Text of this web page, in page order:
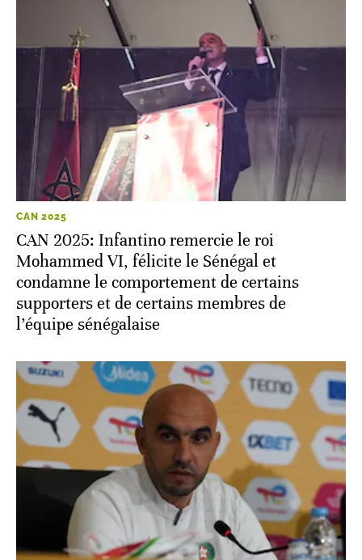
CAN 2025
CAN 2025: Infantino remercie le roi
Mohammed VI, félicite le Sénégal et
condamne le comportement de certains
supporters et de certains membres de
l’équipe sénégalaise